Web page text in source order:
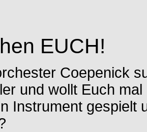
EUCH!
Coepenick
und wollt Euch
Instrument gespielt